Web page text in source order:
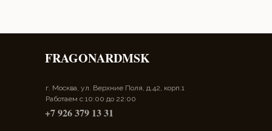
FRAGONARDMSK
+7 926 379 13 31
г. Москва, ул. Верхние Поля, д.42, корп.1
Работаем с 10:00 до 22:00